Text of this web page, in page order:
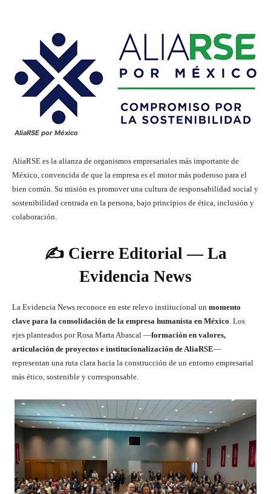
AliaRSE por México
AliaRSE es la alianza de organismos empresariales más importante de
México, convencida de que la empresa es el motor más poderoso para el
bien común. Su misión es promover una cultura de responsabilidad social y
sostenibilidad centrada en la persona, bajo principios de ética, inclusión y
colaboración.
✍️ Cierre Editorial — La
Evidencia News
La Evidencia News reconoce en este relevo institucional un momento
clave para la consolidación de la empresa humanista en México. Los
ejes planteados por Rosa Marta Abascal —formación en valores,
articulación de proyectos e institucionalización de AliaRSE—
representan una ruta clara hacia la construcción de un entorno empresarial
más ético, sostenible y corresponsable.